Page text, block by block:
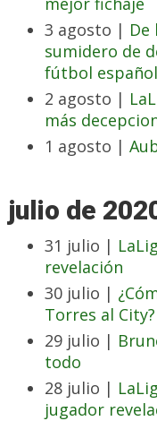
3 agosto | De
sumidero de
fútbol español
2 agosto |
más
1 agosto |
julio de
31 julio |
revelación
30 julio |
Torres al City?
29 julio |
todo
28 julio |
jugador